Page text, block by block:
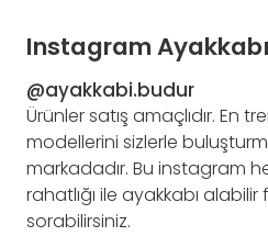
Instagram
@ayakkabi.budur
Ürünler satış amaçlıdır. En
modellerini sizlerle
markadadır. Bu instagram
rahatlığı ile ayakkabı
sorabilirsiniz.